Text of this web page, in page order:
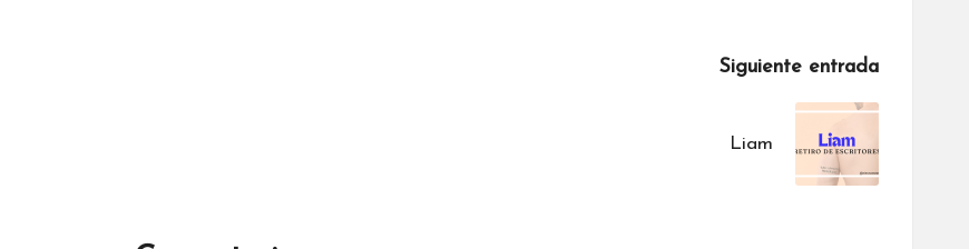
Siguiente entrada
Liam